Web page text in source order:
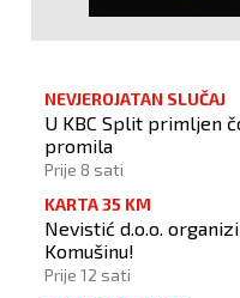
NEVJEROJATAN SLUČAJ
U KBC Split primljen
promila
Prije 8 sati
KARTA 35 KM
Nevistić d.o.o.
Komušinu!
Prije 12 sati